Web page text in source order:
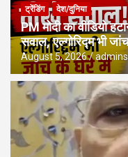
ट्रेंडिंग देश/दुनिया
PM मोदी का वीडियो
सवाल, एल्गोरिद्म भी
August 5, 2026